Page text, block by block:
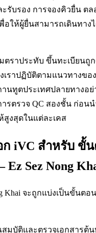
ะรับรอง การจองคิวยื่น ต
อให้ผู้ยื่นสามารถเดินทาง
ตราประทับ ขึ้นทะเบียนถู
ราปฏิบัติตามแนวทางขอ
นทูตประเทศปลายทางอย่
รตรวจ QC สองชั้น ก่อนน
งสุดในแต่ละเคส
ก iVC สำหรับ ขั้
Sez Nong
Khai จะถูกแบ่งเป็นขั้นต
มบัติและตรวจเอกสารต้น